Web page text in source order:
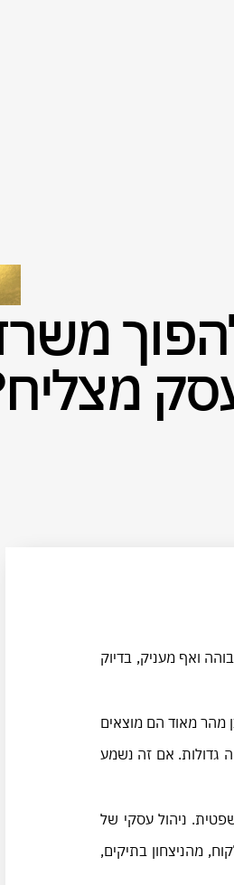
ואף מעניק, בדיוק
מהר מאוד הם מוצאים
גדולות. אם זה נשמע
ניהול עסקי של
מהניצחון בתיקים,